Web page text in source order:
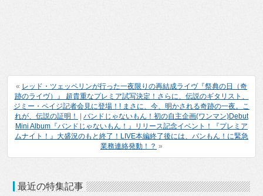
« レッド・ツェッペリンが行った一夜限りの再結成ライヴ『祭典の日（奇
跡のライヴ）』 超貴重なプレミア試写決定！さらに、伝説のギタリスト、
ジミー・ペイジ記者会見に登場！! まさに、今、明かされる奇跡の一夜。こ
れが、伝説の証明！
| バンドじゃないもん！初の自主企画(ワンマン)Debut
Mini Album『バンドじゃないもん！』リリース記念イベント！『プレミア
ムナイト！』大盛況のもと終了！LIVE本編終了後には、バンもん！に緊急
業務連絡発動！？ »
最近の特集記事